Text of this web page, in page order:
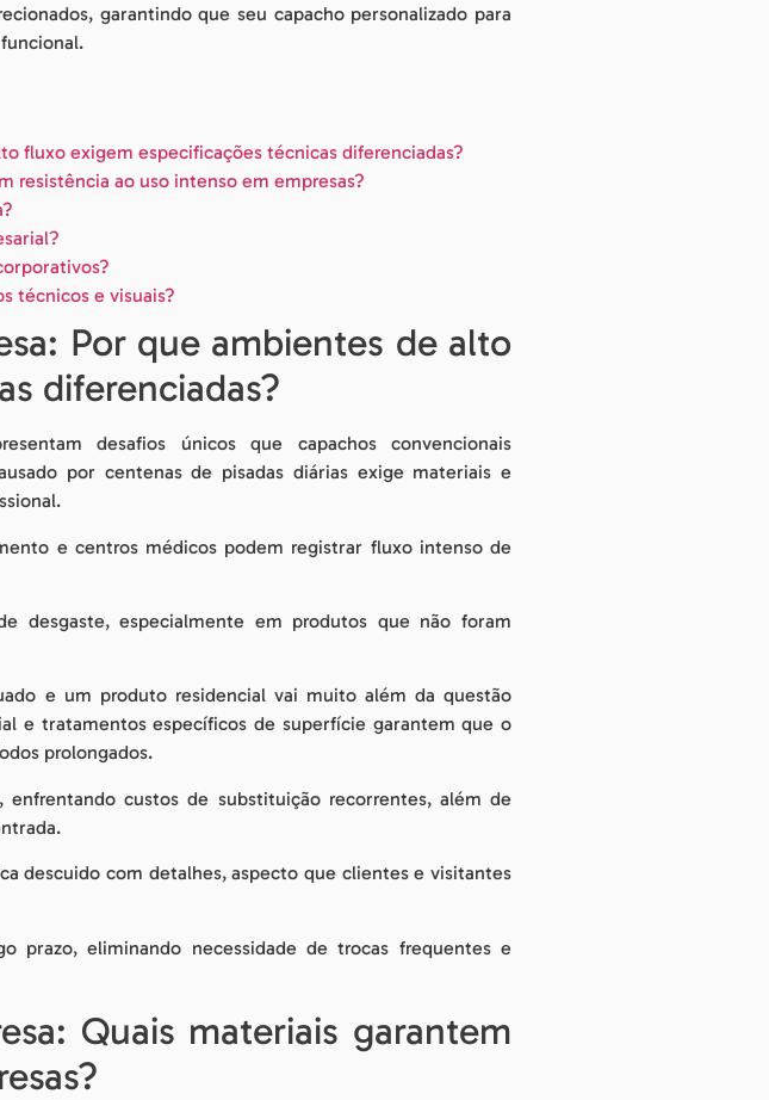
garantindo que seu capacho personalizado para
fluxo exigem especificações técnicas diferenciadas?
resistência ao uso intenso em empresas?
técnicos e visuais?
Por que ambientes de alto
diferenciadas?
desafios únicos que capachos convencionais
por centenas de pisadas diárias exige materiais e
e centros médicos podem registrar fluxo intenso de
desgaste, especialmente em produtos que não foram
e um produto residencial vai muito além da questão
e tratamentos específicos de superfície garantem que o
prolongados.
custos de substituição recorrentes, além de
descuido com detalhes, aspecto que clientes e visitantes
prazo, eliminando necessidade de trocas frequentes e
Quais materiais garantem